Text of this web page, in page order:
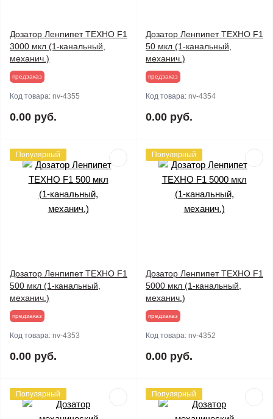
Дозатор Ленпипет ТЕХНО F1
3000 мкл (1-канальный,
механич.)
предзаказ
Код товара: nv-4355
0.00 руб.
Дозатор Ленпипет ТЕХНО F1
50 мкл (1-канальный,
механич.)
предзаказ
Код товара: nv-4354
0.00 руб.
Популярный
Дозатор Ленпипет ТЕХНО F1
500 мкл (1-канальный,
механич.)
предзаказ
Код товара: nv-4353
0.00 руб.
Популярный
Дозатор Ленпипет ТЕХНО F1
5000 мкл (1-канальный,
механич.)
предзаказ
Код товара: nv-4352
0.00 руб.
Популярный Популярный